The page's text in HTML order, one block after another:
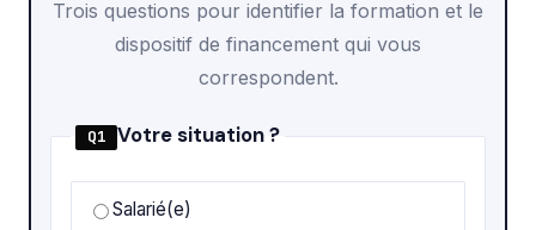
Trois questions pour identifier la formation et le
dispositif de financement qui vous
correspondent.
Q1 Votre situation ?
Salarié(e)